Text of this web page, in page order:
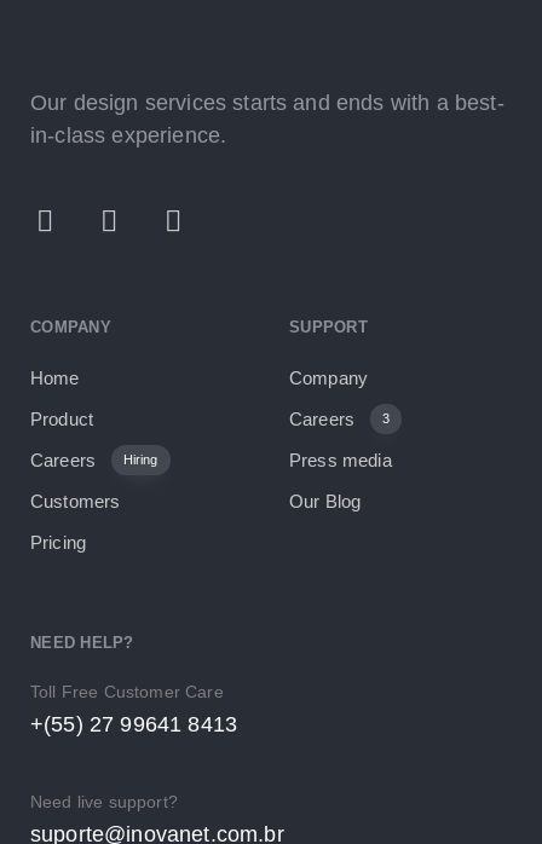
Our design services starts and ends with a best-
in-class experience.
COMPANY
Home
Product
Careers
Hiring
Customers
Pricing
SUPPORT
Company
Careers
3
Press media
Our Blog
NEED HELP?
Toll Free Customer Care
+(55) 27 99641 8413
Need live support?
suporte@inovanet.com.br